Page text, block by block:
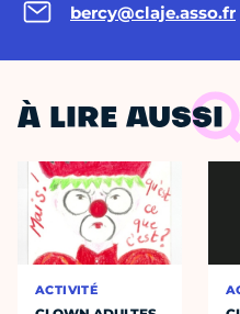
bercy@claje.asso.fr
À LIRE AUSSI
ACTIVITÉ